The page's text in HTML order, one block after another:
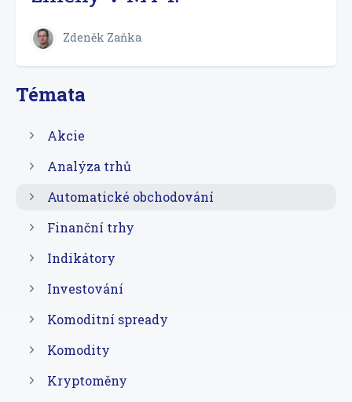
Zdeněk Zaňka
Témata
Akcie
Analýza trhů
Automatické obchodování
Finanční trhy
Indikátory
Investování
Komoditní spready
Komodity
Kryptoměny